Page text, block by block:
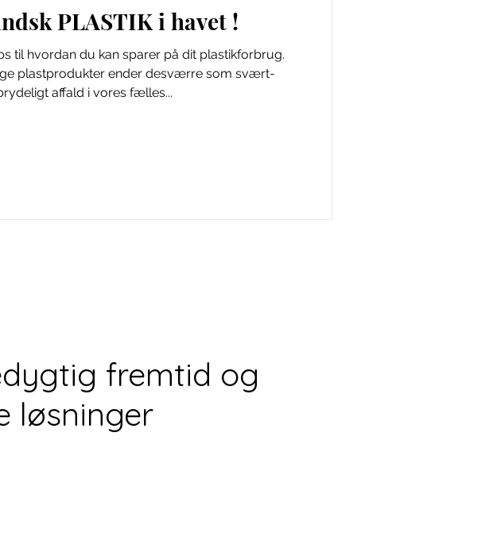
PLASTIK i havet !
til hvordan du kan sparer på dit plastikforbrug.
plastprodukter ender desværre som svært-
affald i vores fælles...
fremtid og
løsninger